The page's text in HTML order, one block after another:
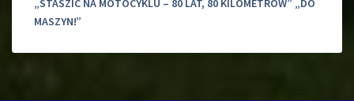
„STASZIC NA MOTOCYKLU – 80 LAT, 80 KILOMETRÓW” „DO
MASZYN!”